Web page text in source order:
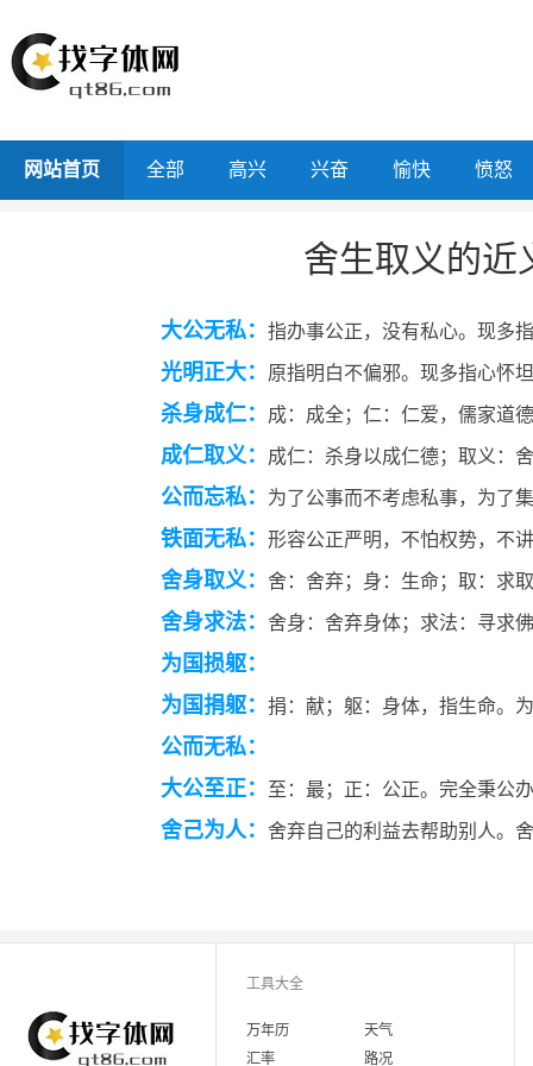
网站首页 全部 高兴 兴奋 愉快 愤怒
舍生取义的近
大公无私： 指办事公正，没有私心。现多
光明正大： 原指明白不偏邪。现多指心怀
杀身成仁： 成：成全；仁：仁爱，儒家道
成仁取义： 成仁：杀身以成仁德；取义：
公而忘私： 为了公事而不考虑私事，为了
铁面无私： 形容公正严明，不怕权势，不
舍身取义： 舍：舍弃；身：生命；取：求
舍身求法： 舍身：舍弃身体；求法：寻求
为国损躯：
为国捐躯： 捐：献；躯：身体，指生命。
公而无私：
大公至正：
至：最；正：公正。完全秉公
舍己为人： 舍弃自己的利益去帮助别人。
工具大全
万年历
天气
汇率
路况